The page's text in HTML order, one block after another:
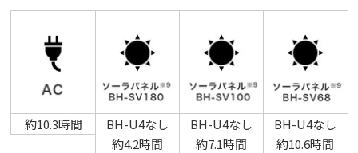
約10.3時間
BH-U4なし
約4.2時間
BH-U4なし
約7.1時間
BH-U4なし
約10.6時間